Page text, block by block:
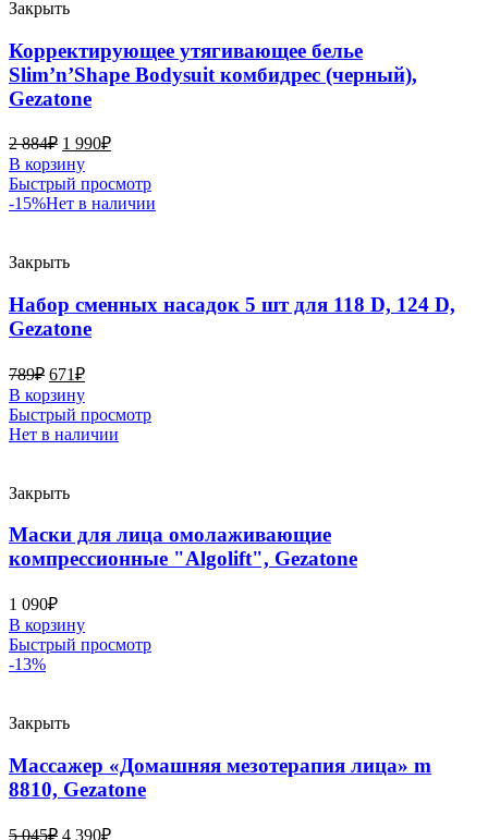
Закрыть
Корректирующее утягивающее белье
Slim’n’Shape Bodysuit комбидрес (черный),
Gezatone
2 884₽ 1 990₽
В корзину
Быстрый просмотр
-15%Нет в наличии
Закрыть
Набор сменных насадок 5 шт для 118 D, 124 D,
Gezatone
789₽ 671₽
В корзину
Быстрый просмотр
Нет в наличии
Закрыть
Маски для лица омолаживающие
компрессионные "Algolift", Gezatone
1 090₽
В корзину
Быстрый просмотр
-13%
Закрыть
Массажер «Домашняя мезотерапия лица» m
8810, Gezatone
5 045₽ 4 390₽